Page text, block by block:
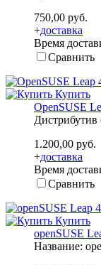
750,00 руб.
+доставка
Время
Сравнить
Купить
OpenSUSE
Дистрибутив
1.200,00 руб.
+доставка
Время
Сравнить
Купить
openSUSE
Название: